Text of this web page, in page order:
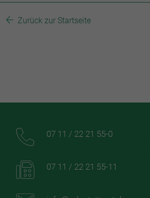
Zurück zur Startseite
07 11 / 22 21 55-0
07 11 / 22 21 55-11